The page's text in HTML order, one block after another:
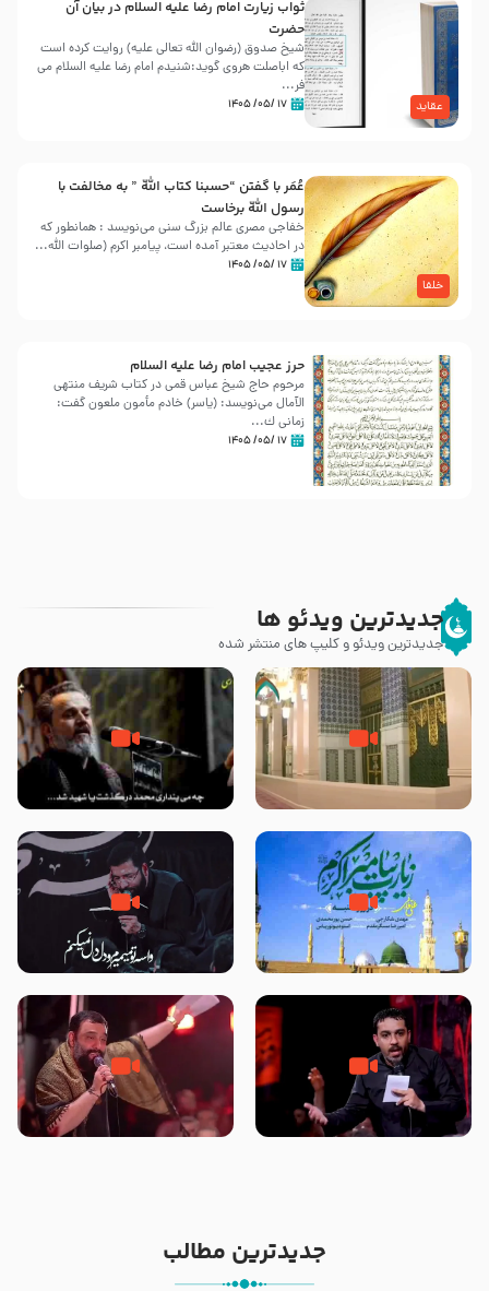
عقاید
ثواب زیارت امام رضا علیه السلام در بیان آن
حضرت
شیخ صدوق (رضوان الله تعالی علیه) روایت کرده است
که اباصلت هروی گوید:شنیدم امام رضا علیه السلام می
فر...
۱۷ /۰۵/ ۱۴۰۵
خلفا
عُمَر با گفتن “حسبنا كتاب اللّه ” به مخالفت با
رسول اللّه برخاست
خفاجی مصری عالم بزرگ سنی می‌نویسد : همانطور که
در احادیث معتبر آمده است، پیامبر اکرم (صلوات اللّه...
۱۷ /۰۵/ ۱۴۰۵
حرز عجیب امام رضا علیه السلام
مرحوم حاج شیخ عباس قمی در کتاب شریف منتهی
الآمال می‌نویسد: (ياسر) خادم مأمون ملعون گفت:
زمانى ك...
۱۷ /۰۵/ ۱۴۰۵
جدیدترین ویدئو ها
جدیدترین ویدئو و کلیپ های منتشر شده
زیارت پیامبر اکرم صلی الله علیه و
اله و سلم در مدینه به همراه
مرگ یا قتل – ملا باسم کربلایی
زیارت پیامبر اکرم صلی الله علیه و
آله در روز شنبه با نوای علی فانی
مصداق کربلا – حاج حسین سیب
سرخی
شور ، حسینا! به‌ حق زهرا «أُنْظُرْ
إِلَینا» – عزاداری شب هفتم ماه
جانا جانا ابی عبدالله – کربلایی جواد
مقدم – شب هشتم محرم 1448 –
جدیدترین مطالب